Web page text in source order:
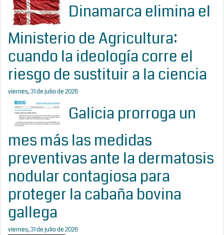
Dinamarca elimina el
Ministerio de Agricultura:
cuando la ideología corre el
riesgo de sustituir a la ciencia
viernes, 31 de julio de 2026
Galicia prorroga un
mes más las medidas
preventivas ante la dermatosis
nodular contagiosa para
proteger la cabaña bovina
gallega
viernes, 31 de julio de 2026